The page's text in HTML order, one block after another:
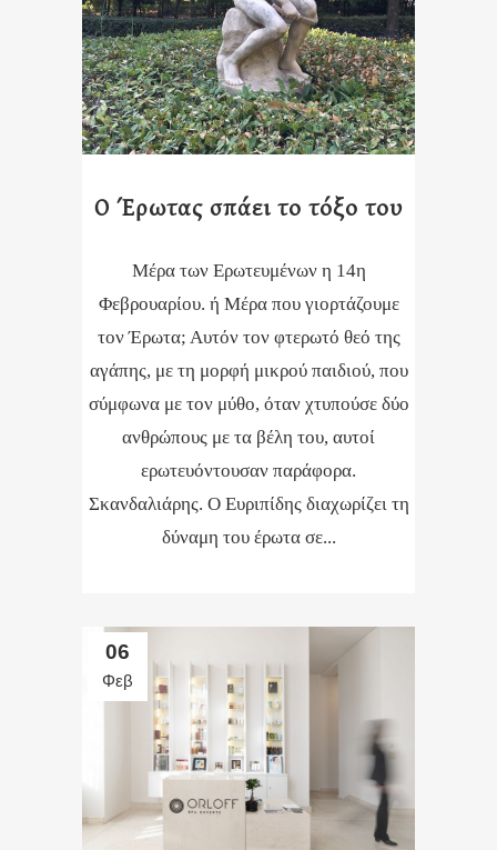
Ο Έρωτας σπάει το τόξο του
Μέρα των Ερωτευμένων η 14η
Φεβρουαρίου. ή Μέρα που γιορτάζουμε
τον Έρωτα; Αυτόν τον φτερωτό θεό της
αγάπης, με τη μορφή μικρού παιδιού, που
σύμφωνα με τον μύθο, όταν χτυπούσε δύο
ανθρώπους με τα βέλη του, αυτοί
ερωτευόντουσαν παράφορα.
Σκανδαλιάρης. Ο Ευριπίδης διαχωρίζει τη
δύναμη του έρωτα σε...
06
Φεβ